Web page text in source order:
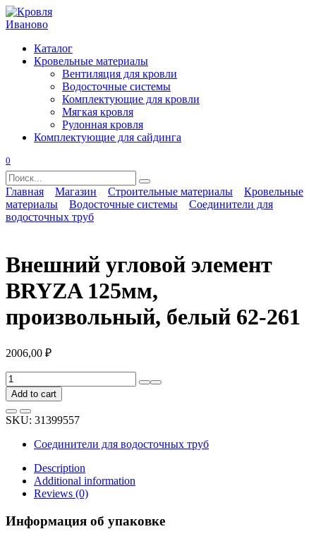
Перейти
к
Каталог
Кровельные материалы
Вентиляция для кровли
Водосточные системы
Комплектующие для кровли
Мягкая кровля
Рулонная кровля
Комплектующие для сайдинга
0
Search
for:
Главная Магазин Строительные материалы
Кровельные
материалы
Водосточные системы
Соединители для
водосточных труб
Внешний угловой элемент
BRYZA 125мм,
произвольный, белый 62-261
2006,00 ₽
Внешний
угловой
элемент
BRYZA
125мм,
произвольный,
белый
quantity
Add to cart
SKU: 31399557
Соединители для водосточных труб
Description
Additional information
Reviews (0)
Информация об упаковке